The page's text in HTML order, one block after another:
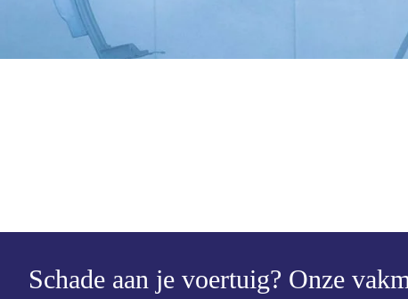
Schade aan je voertuig? Onze